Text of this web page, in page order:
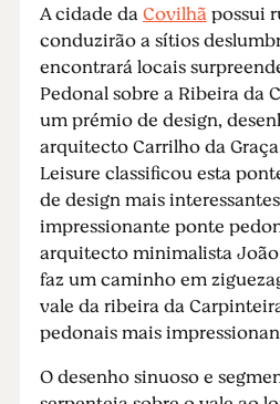
A cidade daCovilhãpossui
conduzirão a sítios
encontrará locais
Pedonal sobre a Ribeira da
um prémio de design,
arquitecto Carrilho da
Leisure classificou esta
de design mais
impressionante ponte
arquitecto minimalista
faz um caminho em
vale da ribeira da
pedonais mais
O desenho sinuoso e